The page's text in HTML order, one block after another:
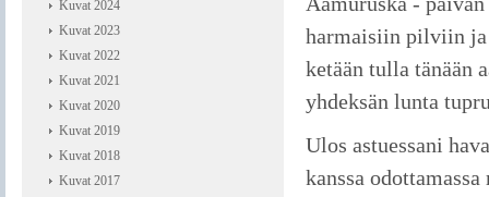
harmaisiin pilviin ja
ketään tulla tänään
yhdeksän lunta
Ulos astuessani
kanssa
Kuvat 2024
Kuvat 2023
Kuvat 2022
Kuvat 2021
Kuvat 2020
Kuvat 2019
Kuvat 2018
Kuvat 2017